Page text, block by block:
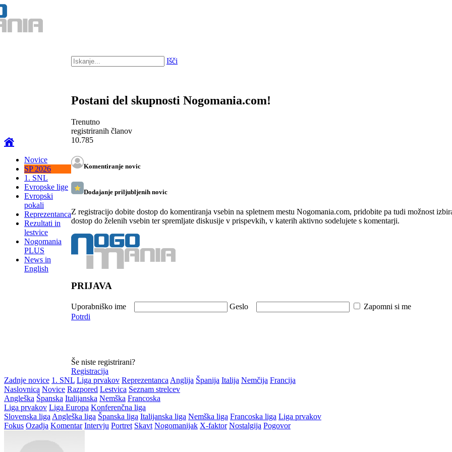
Novice
SP 2026
1. SNL
Evropske lige
Evropski
pokali
Reprezentanca
Rezultati in
lestvice
Nogomania
PLUS
News in
English
Išči
Postani del skupnosti Nogomania.com!
Trenutno
registriranih članov
10.785
Komentiranje novic
Dodajanje priljubljenih novic
Z registracijo dobite dostop do komentiranja vsebin na spletnem mestu Nogomania.com, pridobite pa tudi možnost
dostop do želenih vsebin ter spremljate diskusije v prispevkih, v katerih aktivno sodelujete s komentarji.
PRIJAVA
Uporabniško ime Geslo Zapomni si me
Potrdi
Še niste registrirani?
Registracija
Zadnje novice 1. SNL Liga prvakov Reprezentanca Anglija Španija Italija Nemčija Francija
Naslovnica Novice Razpored Lestvica Seznam strelcev
Angleška Španska Italijanska Nemška Francoska
Liga prvakov Liga Europa Konferenčna liga
Slovenska liga Angleška liga Španska liga Italijanska liga Nemška liga Francoska liga Liga prvakov
Fokus Ozadja Komentar Intervju Portret Skavt Nogomanijak X-faktor Nostalgija Pogovor